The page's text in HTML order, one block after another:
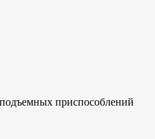
приспособлений